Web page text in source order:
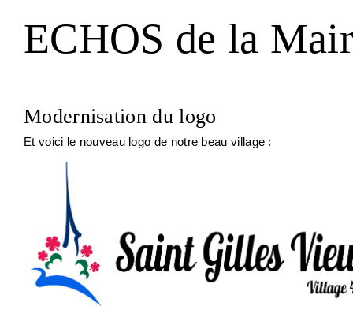
ECHOS de la
Modernisation du logo
Et voici le nouveau logo de notre beau village :